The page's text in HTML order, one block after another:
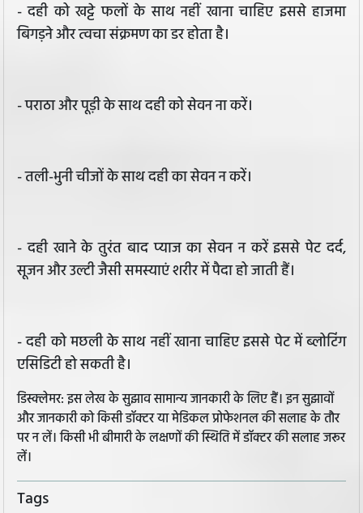
- दही को खट्टे फलों के साथ नहीं खाना चाहिए इससे हाजमा
बिगड़ने और त्वचा संक्रमण का डर होता है।
- पराठा और पूड़ी के साथ दही को सेवन ना करें।
- तली-भुनी चीजों के साथ दही का सेवन न करें।
- दही खाने के तुरंत बाद प्याज का सेवन न करें इससे पेट दर्द,
सूजन और उल्टी जैसी समस्याएं शरीर में पैदा हो जाती हैं।
- दही को मछली के साथ नहीं खाना चाहिए इससे पेट में ब्लोटिंग
एसिडिटी हो सकती है।
डिस्क्लेमर: इस लेख के सुझाव सामान्य जानकारी के लिए हैं। इन सुझावों
और जानकारी को किसी डॉक्टर या मेडिकल प्रोफेशनल की सलाह के तौर
पर न लें। किसी भी बीमारी के लक्षणों की स्थिति में डॉक्टर की सलाह जरूर
लें।
Tags